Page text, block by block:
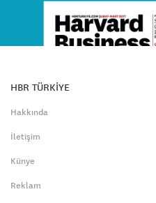
HBR TÜRKİYE
Hakkında
İletişim
Künye
Reklam